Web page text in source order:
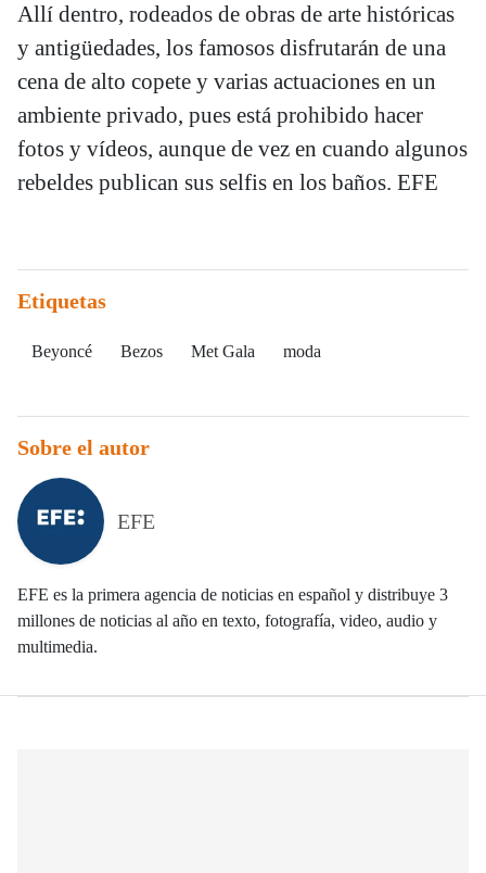
Allí dentro, rodeados de obras de arte históricas
y antigüedades, los famosos disfrutarán de una
cena de alto copete y varias actuaciones en un
ambiente privado, pues está prohibido hacer
fotos y vídeos, aunque de vez en cuando algunos
rebeldes publican sus selfis en los baños. EFE
Etiquetas
Beyoncé Bezos Met Gala moda
Sobre el autor
EFE
EFE es la primera agencia de noticias en español y distribuye 3
millones de noticias al año en texto, fotografía, video, audio y
multimedia.